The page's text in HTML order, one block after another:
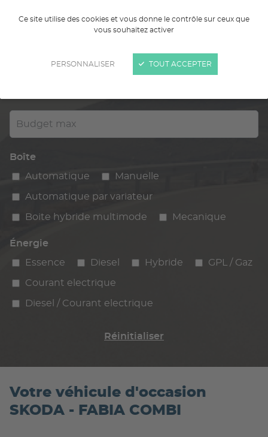
Ce site utilise des cookies et vous donne le contrôle sur ceux que
vous souhaitez activer
PERSONNALISER TOUT ACCEPTER
Budget max
Boîte
Automatique
Manuelle
Automatique par variateur
Boite hybride multimode Mecanique
Énergie
Essence
Diesel Hybride GPL / Gaz
Courant electrique
Diesel / Courant electrique
Réinitialiser
Votre véhicule d'occasion
SKODA - FABIA COMBI